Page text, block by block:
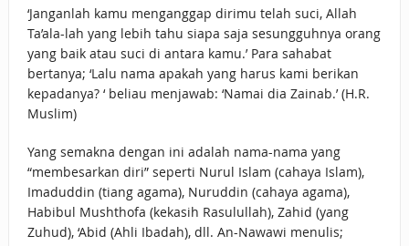
‘Janganlah kamu menganggap dirimu telah suci, Allah
Ta’ala-lah yang lebih tahu siapa saja sesungguhnya orang
yang baik atau suci di antara kamu.’ Para sahabat
bertanya; ‘Lalu nama apakah yang harus kami berikan
kepadanya? ‘ beliau menjawab: ‘Namai dia Zainab.’ (H.R.
Muslim)
Yang semakna dengan ini adalah nama-nama yang
“membesarkan diri” seperti Nurul Islam (cahaya Islam),
Imaduddin (tiang agama), Nuruddin (cahaya agama),
Habibul Mushthofa (kekasih Rasulullah), Zahid (yang
Zuhud), ‘Abid (Ahli Ibadah), dll. An-Nawawi menulis;